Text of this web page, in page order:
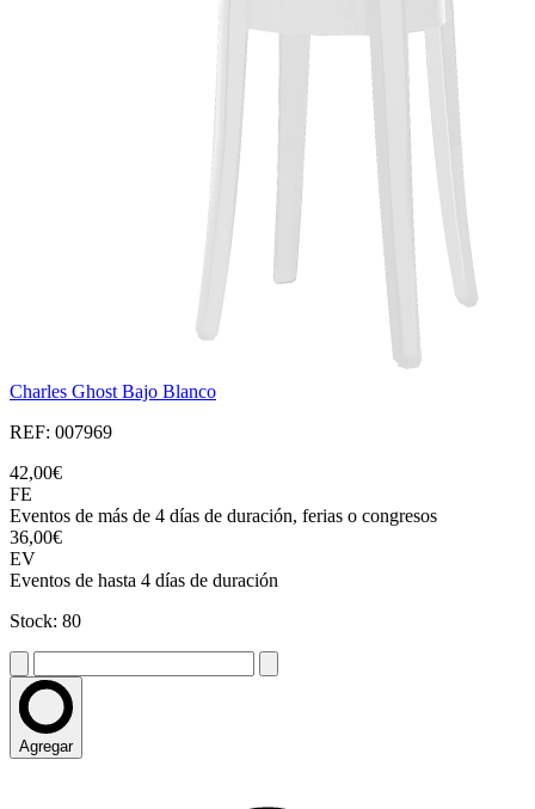
Charles Ghost Bajo Blanco
REF: 007969
42,00€
FE
Eventos de más de 4 días de duración, ferias o congresos
36,00€
EV
Eventos de hasta 4 días de duración
Stock: 80
Agregar